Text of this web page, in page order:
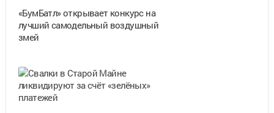
«БумБатл» открывает конкурс на
лучший самодельный воздушный
змей